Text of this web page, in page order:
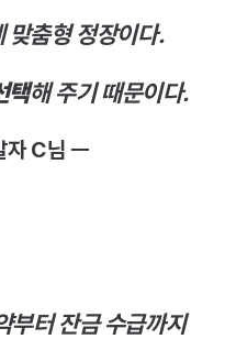
맞춤형 정장이다.
택해 주기 때문이다.
자 C님 ㅡ
부터 잔금 수급까지